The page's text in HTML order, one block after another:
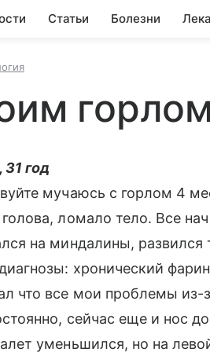
Статьи Болезни
горлом
год
мучаюсь с горлом 4
ломало тело. Все
на миндалины, развился
хронический
что все мои проблемы
сейчас еще и нос
уменьшился, но на